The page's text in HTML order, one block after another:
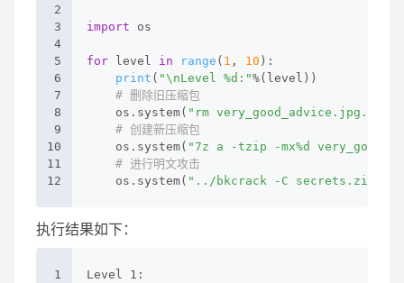
2
3
4
5
6
7
8
9
10
11
12
import os
for level in range ( 1 , 10 ):
print ( "\nLevel %d:"%(level))
# 删除旧压缩包
    os.system(
"rm very_good_advice.jpg.zip"
# 创建新压缩包
    os.system(
"7z a -tzip -mx%d
# 进行明文攻击
    os.system(
"../bkcrack -C secrets.zip -c
执行结果如下：
1
Level 1: